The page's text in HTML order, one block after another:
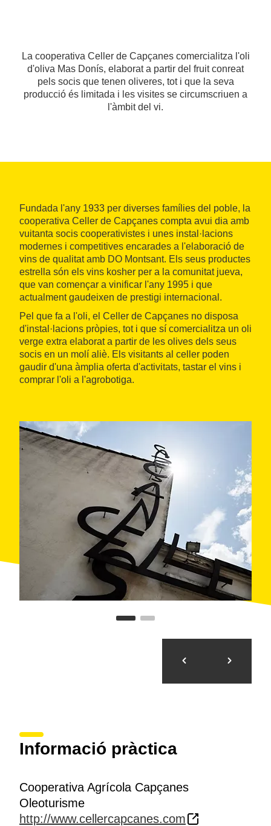
La cooperativa Celler de Capçanes comercialitza l'oli
d'oliva Mas Donís, elaborat a partir del fruit conreat
pels socis que tenen oliveres, tot i que la seva
producció és limitada i les visites se circumscriuen a
l'àmbit del vi.
Fundada l'any 1933 per diverses famílies del poble, la
cooperativa Celler de Capçanes compta avui dia amb
vuitanta socis cooperativistes i unes instal·lacions
modernes i competitives encarades a l'elaboració de
vins de qualitat amb DO Montsant. Els seus productes
estrella són els vins kosher per a la comunitat jueva,
que van començar a vinificar l'any 1995 i que
actualment gaudeixen de prestigi internacional.
Pel que fa a l'oli, el Celler de Capçanes no disposa
d'instal·lacions pròpies, tot i que sí comercialitza un oli
verge extra elaborat a partir de les olives dels seus
socis en un molí aliè. Els visitants al celler poden
gaudir d'una àmplia oferta d'activitats, tastar el vins i
comprar l'oli a l'agrobotiga.
Informació pràctica
Cooperativa Agrícola Capçanes
Oleoturisme
http://www.cellercapcanes.com